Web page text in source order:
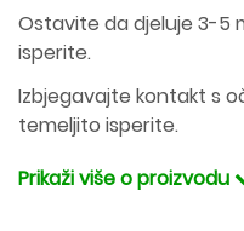
Ostavite da djeluje 3-5
isperite.
Izbjegavajte kontakt s
temeljito isperite.
Prikaži više o proizvodu